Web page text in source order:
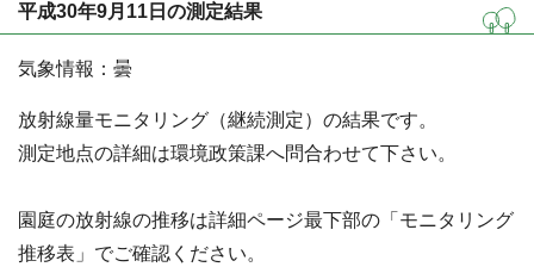
平成30年9月11日の測定結果
気象情報：曇
放射線量モニタリング（継続測定）の結果です。
測定地点の詳細は環境政策課へ問合わせて下さい。
園庭の放射線の推移は詳細ページ最下部の「モニタリング
推移表」でご確認ください。